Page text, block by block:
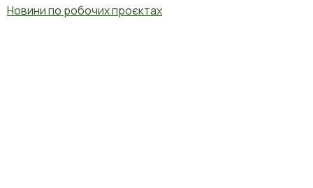
Новини по робочих проєктах